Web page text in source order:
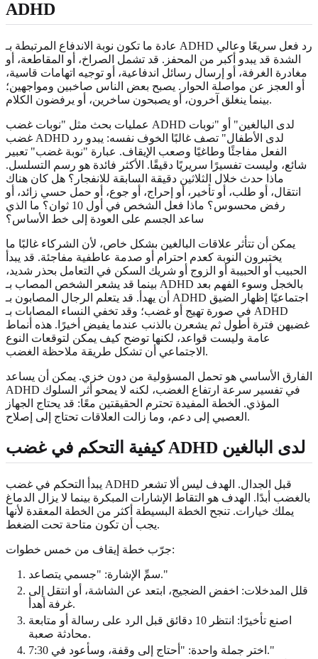
ADHD
عادة ما تكون نوبة الاندفاع المرتبطة بـ ADHD رد فعل سريعًا وعالي
الشدة قد يبدو أكبر من المحفز. قد تشمل الصراخ، أو المقاطعة، أو
مغادرة الغرفة، أو إرسال رسائل اندفاعية، أو توجيه اتهامات قاسية،
أو العجز عن مواصلة الحوار. يصبح بعض الناس صاخبين ومواجهين؛
بينما ينغلق آخرون، أو يصبحون ساخرين، أو يرفضون الكلام.
عمليات بحث مثل "نوبات غضب ADHD لدى البالغين" أو "نوبات
غضب ADHD لدى الأطفال" تصف غالبًا الخوف نفسه: يبدو رد
الفعل مفاجئًا وطاغيًا وصعب الإيقاف. عبارة "نوبة غضب" تعبير
شائع، وليست تفسيرًا سريريًا دقيقًا. الأكثر فائدة هو رسم التسلسل.
ماذا حدث خلال الثلاثين دقيقة السابقة للانفجار؟ هل كان هناك
انتقال، أو طلب، أو تأخير، أو إحراج، أو جوع، أو حمل حسي زائد، أو
رفض محسوس؟ ماذا فعل الشخص في أول 10 ثوان؟ ما الذي
ساعد الجسم على العودة إلى خط الأساس؟
يمكن أن تتأثر علاقات البالغين بشكل خاص، لأن الشركاء غالبًا ما
يختبرون النوبة كعدم احترام أو صدمة عاطفية مفاجئة. قد يبدأ
الحبيب أو الحبيبة أو الزوج أو شريك السكن في التعامل بحذر شديد،
بينما قد يشعر الشخص المصاب بـ ADHD بالخجل وسوء الفهم بعد
أن يهدأ. قد يتعلم الرجال المصابون بـ ADHD اجتماعيًا إظهار الضيق
في صورة تهيج أو غضب؛ وقد تخفي النساء المصابات بـ ADHD
غضبهن فترة أطول ثم يشعرن بالذنب عندما يفيض أخيرًا. هذه أنماط
عامة وليست قواعد، لكنها توضح كيف يمكن لتوقعات النوع
الاجتماعي أن تشكل طريقة ملاحظة الغضب.
الفارق الأساسي هو تحمل المسؤولية من دون خزي. يمكن أن يساعد
ADHD في تفسير سرعة ارتفاع الغضب، لكنه لا يمحو أثر السلوك
المؤذي. الخطة المفيدة تحترم الحقيقتين معًا: قد يحتاج الجهاز
العصبي إلى دعم، وما زالت العلاقات تحتاج إلى إصلاح.
كيفية التحكم في غضب ADHD لدى البالغين
يبدأ التحكم في غضب ADHD قبل الجدال. الهدف ليس ألا تشعر
بالغضب أبدًا. الهدف هو التقاط الإشارات المبكرة بينما لا يزال الدماغ
يملك خيارات. تنجح الخطة البسيطة أكثر من الخطة المعقدة لأنها
يجب أن تكون متاحة تحت الضغط.
جرّب خطة إيقاف من خمس خطوات:
سمِّ الإشارة: "جسمي يتصاعد."
قلل المدخلات: اخفض الضجيج، ابتعد عن الشاشة، أو انتقل إلى
غرفة أهدأ.
اصنع تأخيرًا: انتظر 10 دقائق قبل الرد على رسالة أو متابعة
محادثة صعبة.
اختر جملة واحدة: "أحتاج إلى وقفة، وسأعود في 7:30."